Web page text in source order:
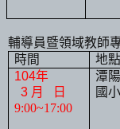
輔導員暨領域教師
時間
地點
104年
3 月
日
9:00~17:00
潭陽
國小